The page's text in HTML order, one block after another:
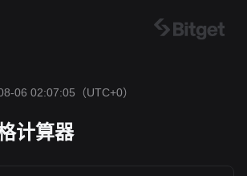
06 02:07:05 （UTC+0）
计算器